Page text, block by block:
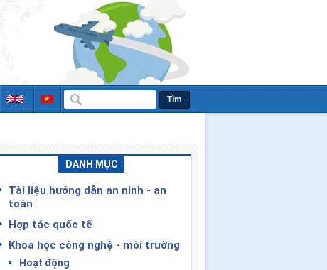
Tìm
DANH MỤC
Tài liệu hướng dẫn an ninh - an
toàn
Hợp tác quốc tế
Khoa học công nghệ - môi trường
Hoạt động